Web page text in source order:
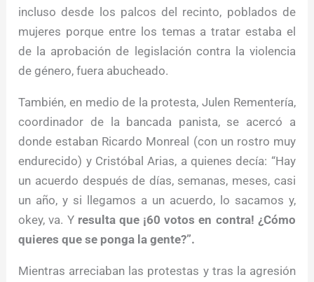
incluso desde los palcos del recinto, poblados de
mujeres porque entre los temas a tratar estaba el
de la aprobación de legislación contra la violencia
de género, fuera abucheado.
También, en medio de la protesta, Julen Rementería,
coordinador de la bancada panista, se acercó a
donde estaban Ricardo Monreal (con un rostro muy
endurecido) y Cristóbal Arias, a quienes decía: “Hay
un acuerdo después de días, semanas, meses, casi
un año, y si llegamos a un acuerdo, lo sacamos y,
okey, va. Y resulta que ¡60 votos en contra! ¿Cómo
quieres que se ponga la gente?”.
Mientras arreciaban las protestas y tras la agresión